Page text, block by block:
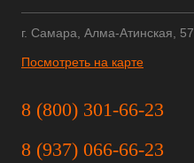
г. Самара, Алма-Атинская, 57
Посмотреть на карте
8 (800) 301-66-23
8 (937) 066-66-23